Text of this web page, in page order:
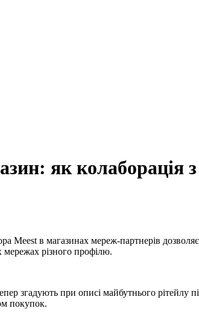
як колаборація
Meest в магазинах мереж-партнерів
мережах різного профілю.
згадують при описі майбутнього рітейлу
покупок.